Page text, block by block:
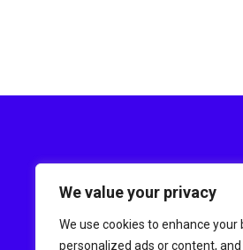
We value your privacy
We use cookies to enhance
personalized ads or content,
Uniquement en